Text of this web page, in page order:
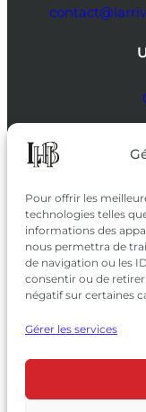
Pour offrir les
technologies telles
informations des
nous permettra de
de navigation ou les
consentir ou de
négatif sur certaines
Gérer les services
SUIVEZ-NOUS
SUR LES
© 2026
Mentions